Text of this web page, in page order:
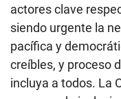
actores clave
siendo urgente la
pacífica y
creíbles, y proceso
incluya a todos. La